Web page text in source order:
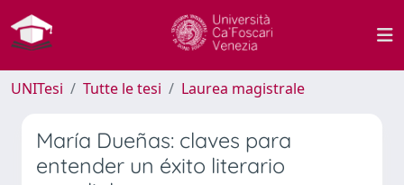
UNITesi Tutte le tesi Laurea magistrale
María Dueñas: claves para
entender un éxito literario